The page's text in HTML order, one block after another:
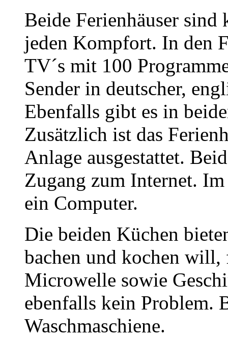
Beide Ferienhäuser sind
jeden Kompfort. In den
TV´s mit 100
Sender in deutscher,
Ebenfalls gibt es in
Zusätzlich ist das
Anlage ausgestattet.
Zugang zum Internet.
ein Computer.
Die beiden Küchen
bachen und kochen
Microwelle sowie
ebenfalls kein Problem.
Waschmaschiene.